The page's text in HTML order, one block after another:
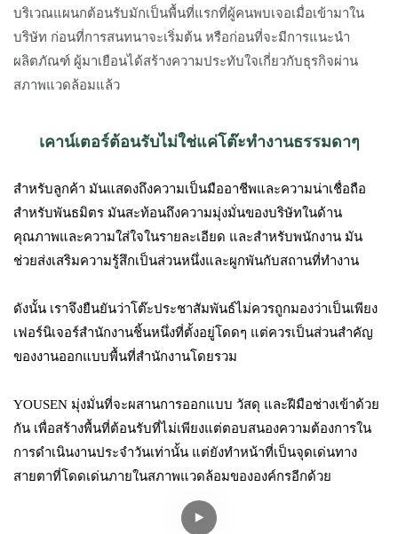
บริเวณแผนกต้อนรับมักเป็นพื้นที่แรกที่ผู้คนพบเจอเมื่อเข้ามาใน
บริษัท ก่อนที่การสนทนาจะเริ่มต้น หรือก่อนที่จะมีการแนะนำ
ผลิตภัณฑ์ ผู้มาเยือนได้สร้างความประทับใจเกี่ยวกับธุรกิจผ่าน
สภาพแวดล้อมแล้ว
เคาน์เตอร์ต้อนรับไม่ใช่แค่โต๊ะทำงานธรรมดาๆ
สำหรับลูกค้า มันแสดงถึงความเป็นมืออาชีพและความน่าเชื่อถือ
สำหรับพันธมิตร มันสะท้อนถึงความมุ่งมั่นของบริษัทในด้าน
คุณภาพและความใส่ใจในรายละเอียด และสำหรับพนักงาน มัน
ช่วยส่งเสริมความรู้สึกเป็นส่วนหนึ่งและผูกพันกับสถานที่ทำงาน
ดังนั้น เราจึงยืนยันว่าโต๊ะประชาสัมพันธ์ไม่ควรถูกมองว่าเป็นเพียง
เฟอร์นิเจอร์สำนักงานชิ้นหนึ่งที่ตั้งอยู่โดดๆ แต่ควรเป็นส่วนสำคัญ
ของงานออกแบบพื้นที่สำนักงานโดยรวม
YOUSEN มุ่งมั่นที่จะผสานการออกแบบ วัสดุ และฝีมือช่างเข้าด้วย
กัน เพื่อสร้างพื้นที่ต้อนรับที่ไม่เพียงแต่ตอบสนองความต้องการใน
การดำเนินงานประจำวันเท่านั้น แต่ยังทำหน้าที่เป็นจุดเด่นทาง
สายตาที่โดดเด่นภายในสภาพแวดล้อมขององค์กรอีกด้วย